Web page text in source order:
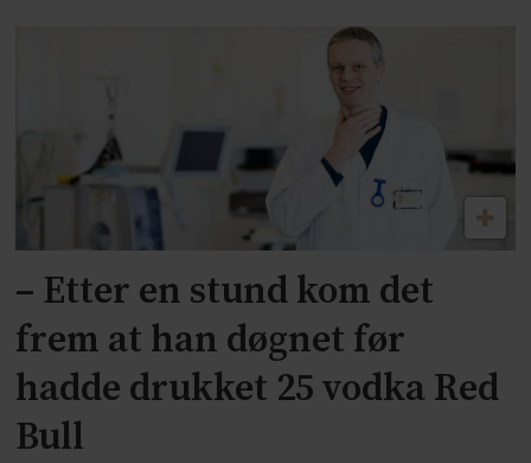
– Etter en stund kom det
frem at han døgnet før
hadde drukket 25 vodka Red
Bull